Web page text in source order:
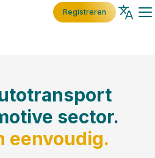
Registreren
sector.
eenvoudig.